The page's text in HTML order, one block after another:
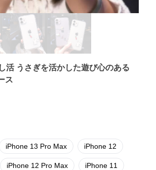
活 うさぎを活かした遊び心のある
ス
iPhone 13 Pro Max iPhone 12
iPhone 12 Pro Max iPhone 11